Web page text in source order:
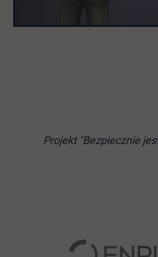
Projekt "Bezpiecznie